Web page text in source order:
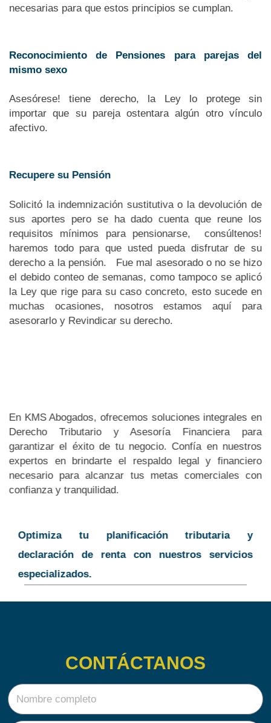
necesarias para que estos principios se cumplan.
Recupere su Pensión
Solicitó la indemnización sustitutiva o la devolución de
sus aportes pero se ha dado cuenta que reune los
requisitos mínimos para pensionarse, consúltenos!
haremos todo para que usted pueda disfrutar de su
derecho a la pensión. Fue mal asesorado o no se hizo
el debido conteo de semanas, como tampoco se aplicó
la Ley que rige para su caso concreto, esto sucede en
muchas ocasiones, nosotros estamos aquí para
asesorarlo y Revindicar su derecho.
Reconocimiento de Pensiones para parejas del
mismo sexo
Asesórese! tiene derecho, la Ley lo protege sin
importar que su pareja ostentara algún otro vínculo
afectivo.
En KMS Abogados, ofrecemos soluciones integrales en
Derecho Tributario y Asesoría Financiera para
garantizar el éxito de tu negocio. Confía en nuestros
expertos en brindarte el respaldo legal y financiero
necesario para alcanzar tus metas comerciales con
confianza y tranquilidad.
Optimiza tu planificación tributaria y
declaración de renta con nuestros servicios
especializados.
CONTÁCTANOS
N
o